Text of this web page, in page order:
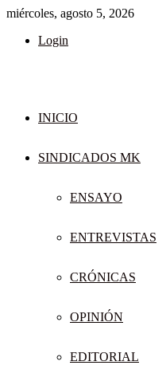
miércoles, agosto 5, 2026
Login
INICIO
SINDICADOS MK
ENSAYO
ENTREVISTAS
CRÓNICAS
OPINIÓN
EDITORIAL